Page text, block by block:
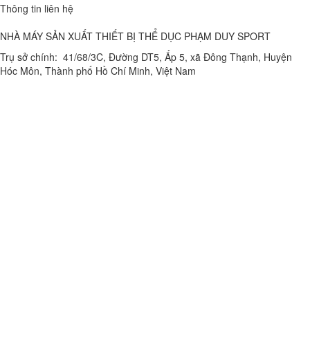
Thông tin liên hệ
NHÀ MÁY SẢN XUẤT THIẾT BỊ THỂ DỤC PHẠM DUY SPORT
Trụ sở chính: 41/68/3C, Đường DT5, Ấp 5, xã Đông Thạnh, Huyện
Hóc Môn, Thành phố Hồ Chí Minh, Việt Nam